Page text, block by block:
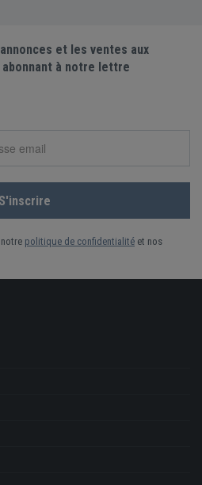
et les ventes aux
à notre lettre
politique de confidentialité et nos